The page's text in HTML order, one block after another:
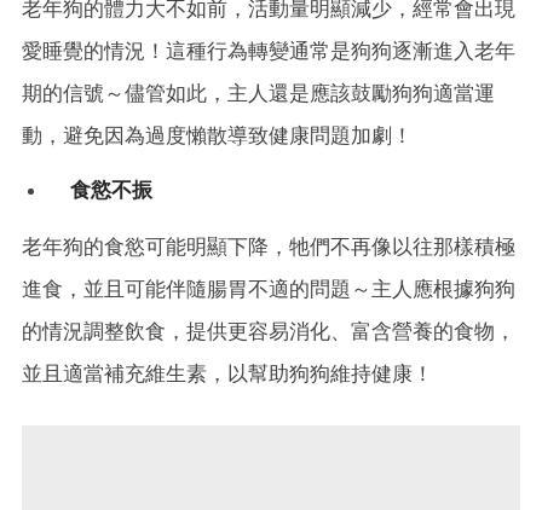
老年狗的體力大不如前，活動量明顯減少，經常會出現
愛睡覺的情況！這種行為轉變通常是狗狗逐漸進入老年
期的信號～儘管如此，主人還是應該鼓勵狗狗適當運
動，避免因為過度懶散導致健康問題加劇！
食慾不振
老年狗的食慾可能明顯下降，牠們不再像以往那樣積極
進食，並且可能伴隨腸胃不適的問題～主人應根據狗狗
的情況調整飲食，提供更容易消化、富含營養的食物，
並且適當補充維生素，以幫助狗狗維持健康！